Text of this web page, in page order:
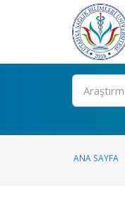
Ara
ANA SAYFA